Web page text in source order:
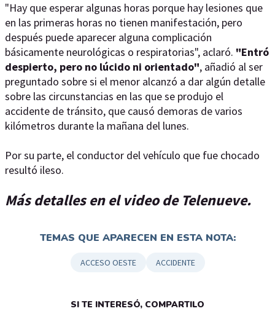
"Hay que esperar algunas horas porque hay lesiones que
en las primeras horas no tienen manifestación, pero
después puede aparecer alguna complicación
básicamente neurológicas o respiratorias", aclaró. "Entró
despierto, pero no lúcido ni orientado", añadió al ser
preguntado sobre si el menor alcanzó a dar algún detalle
sobre las circunstancias en las que se produjo el
accidente de tránsito, que causó demoras de varios
kilómetros durante la mañana del lunes.
Por su parte, el conductor del vehículo que fue chocado
resultó ileso.
Más detalles en el video de Telenueve.
TEMAS QUE APARECEN EN ESTA NOTA:
ACCESO OESTE ACCIDENTE
SI TE INTERESÓ, COMPARTILO